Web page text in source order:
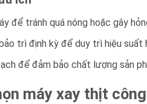
để tránh quá nóng hoặc gây
trì định kỳ để duy trì hiệu suất
để đảm bảo chất lượng sản
máy xay thịt